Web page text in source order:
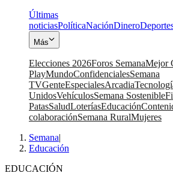
Últimas
noticiasPolíticaNaciónDinero
Más
Elecciones 2026Foros SemanaMejor
PlayMundoConfidencialesSemana
TVGenteEspecialesArcadia
UnidosVehículosSemana Sostenible
PatasSaludLoteríasEducación
colaboraciónSemana RuralMujeres
Semana|
Educación
EDUCACIÓN